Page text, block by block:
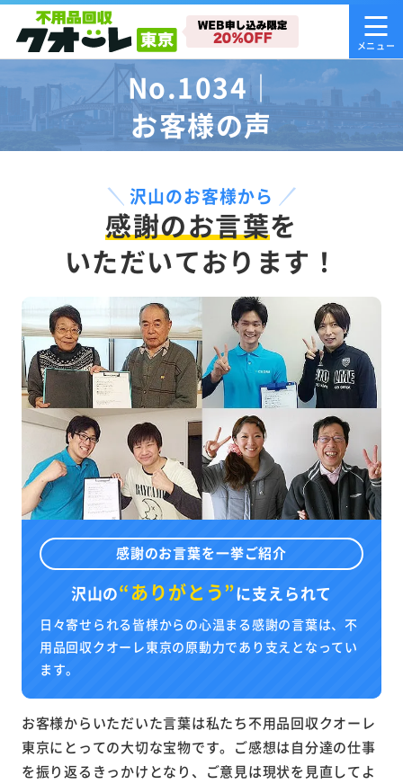
No.1034｜
お客様の声
沢山のお客様から
感謝のお言葉を
いただいております！
感謝のお言葉を一挙ご紹介
沢山の“ありがとう”に支えられて
日々寄せられる皆様からの心温まる感謝の言葉は、不
用品回収クオーレ東京の原動力であり支えとなってい
ます。
お客様からいただいた言葉は私たち不用品回収クオーレ
東京にとっての大切な宝物です。ご感想は自分達の仕事
を振り返るきっかけとなり、ご意見は現状を見直してよ